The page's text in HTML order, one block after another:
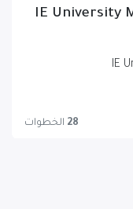
IE University
IE
28 الخطوات